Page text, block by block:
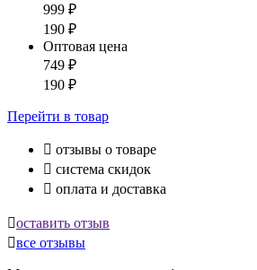
999 ₽
190 ₽
Оптовая цена
749 ₽
190 ₽
Перейти в товар
 отзывы о товаре
 система скидок
 оплата и доставка
оставить отзыв
все отзывы